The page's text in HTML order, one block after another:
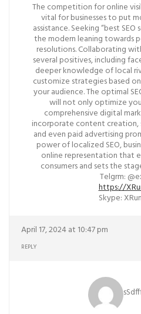
The competition for online
vital for businesses to put
assistance. Seeking “best
the modern leaning towards
resolutions. Collaborating
several positives, including
deeper knowledge of local
customize strategies based
your audience. The optimal
will not only optimize
comprehensive digital
incorporate content creation,
and even paid advertising
power of localized SEO,
online representation that
consumers and sets the
Telgrm:
https://
Skype:
April 17, 2024 at 10:47 pm
REPLY